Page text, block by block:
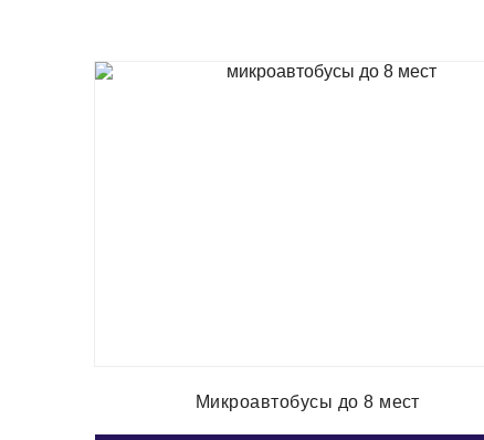
Микроавтобусы до 8 мест